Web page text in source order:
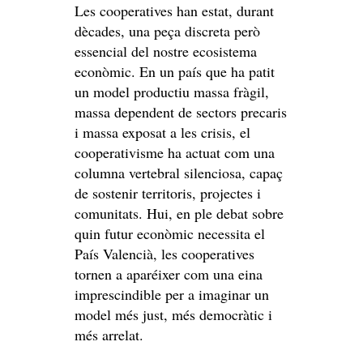
Les cooperatives han estat, durant
dècades, una peça discreta però
essencial del nostre ecosistema
econòmic. En un país que ha patit
un model productiu massa fràgil,
massa dependent de sectors precaris
i massa exposat a les crisis, el
cooperativisme ha actuat com una
columna vertebral silenciosa, capaç
de sostenir territoris, projectes i
comunitats. Hui, en ple debat sobre
quin futur econòmic necessita el
País Valencià, les cooperatives
tornen a aparéixer com una eina
imprescindible per a imaginar un
model més just, més democràtic i
més arrelat.